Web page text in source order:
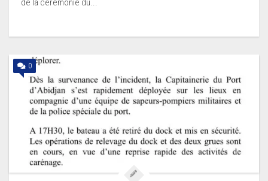
de la cérémonie du...
0